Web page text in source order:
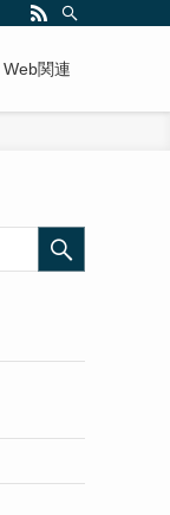
Web関連